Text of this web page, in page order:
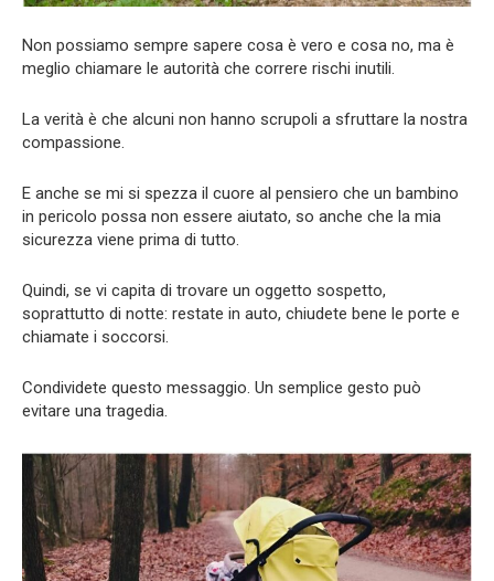
Non possiamo sempre sapere cosa è vero e cosa no, ma è
meglio chiamare le autorità che correre rischi inutili.
La verità è che alcuni non hanno scrupoli a sfruttare la nostra
compassione.
E anche se mi si spezza il cuore al pensiero che un bambino
in pericolo possa non essere aiutato, so anche che la mia
sicurezza viene prima di tutto.
Quindi, se vi capita di trovare un oggetto sospetto,
soprattutto di notte: restate in auto, chiudete bene le porte e
chiamate i soccorsi.
Condividete questo messaggio. Un semplice gesto può
evitare una tragedia.